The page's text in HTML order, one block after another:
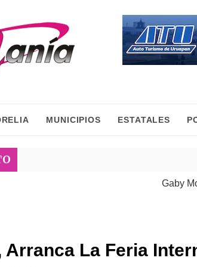
MUNICIPIOS ESTATALES
Gaby Molina
Arranca La Feria